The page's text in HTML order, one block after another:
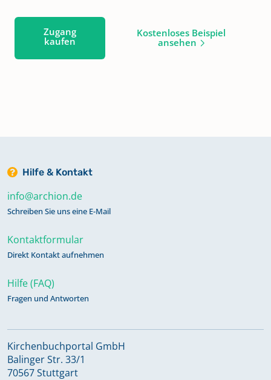
Zugang
kaufen
Kostenloses Beispiel
ansehen
Hilfe & Kontakt
info@archion.de
Schreiben Sie uns eine E-Mail
Kontaktformular
Direkt Kontakt aufnehmen
Hilfe (FAQ)
Fragen und Antworten
Kirchenbuchportal GmbH
Balinger Str. 33/1
70567 Stuttgart